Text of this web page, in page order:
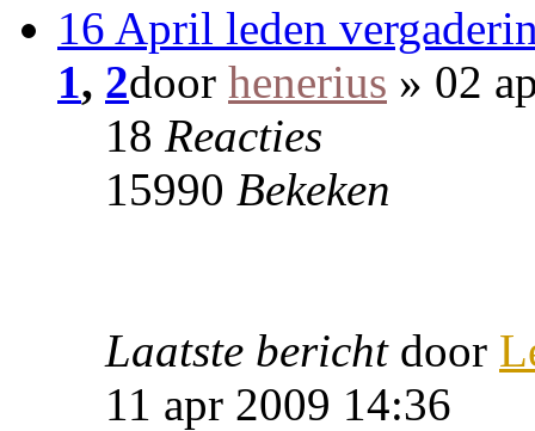
16 April leden
1, 2door henerius » 02
18 Reacties
15990 Bekeken
Laatste bericht door
11 apr 2009 14:36